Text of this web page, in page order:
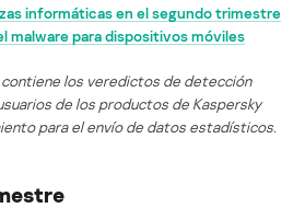
informáticas en el segundo trimestre
malware para dispositivos móviles
los veredictos de detección
de los productos de Kaspersky
para el envío de datos estadísticos.